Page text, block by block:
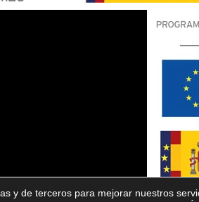
y de terceros para mejorar nuestros